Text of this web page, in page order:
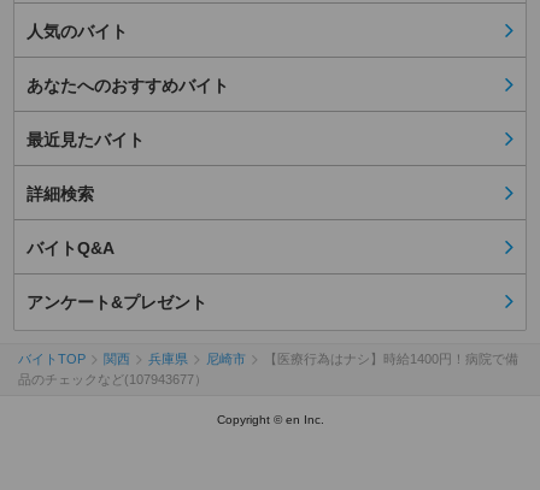
人気のバイト
あなたへのおすすめバイト
最近見たバイト
詳細検索
バイトQ&A
アンケート&プレゼント
バイトTOP 関西 兵庫県 尼崎市
【医療行為はナシ】時給1400円！病院で備
品のチェックなど(107943677）
Copyright © en Inc.